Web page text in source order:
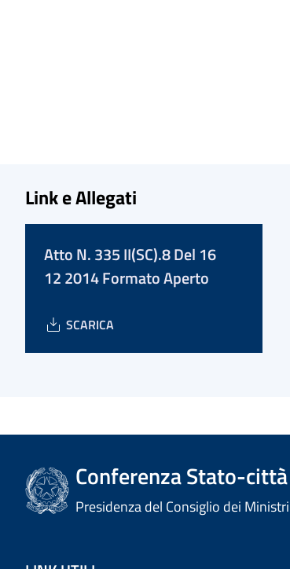
Link e Allegati
Atto N. 335 II(SC).8 Del 16
12 2014 Formato Aperto
SCARICA
Conferenza Stato-
Presidenza del Consiglio dei Ministri